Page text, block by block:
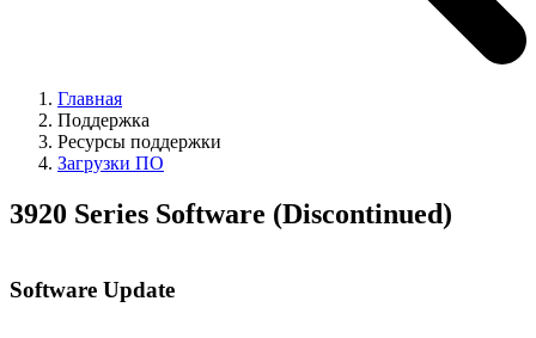
Главная
Поддержка
Ресурсы поддержки
Загрузки ПО
3920 Series Software (Discontinued)
Software Update